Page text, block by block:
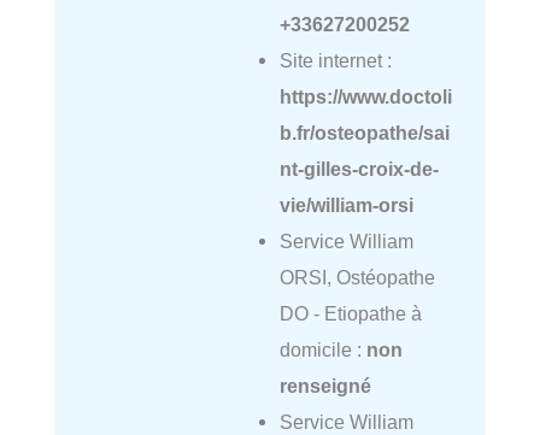
+33627200252
Site internet :
https://www.doctoli
b.fr/osteopathe/sai
nt-gilles-croix-de-
vie/william-orsi
Service William
ORSI, Ostéopathe
DO - Etiopathe à
domicile : non
renseigné
Service William